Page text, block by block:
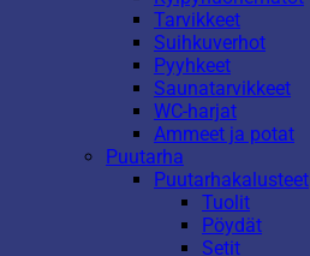
Tarvikkeet
Suihkuverhot
Pyyhkeet
Saunatarvikkeet
WC-harjat
Ammeet ja potat
Puutarha
Puutarhakalusteet
Tuolit
Pöydät
Setit